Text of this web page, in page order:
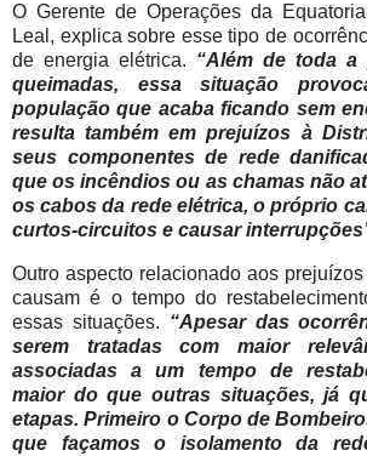
O Gerente de Operações da
Leal, explica sobre esse tipo de
de energia elétrica. “Além de toda a
queimadas, essa situação
população que acaba ficando sem
resulta também em prejuízos à
seus componentes de rede
que os incêndios ou as chamas não
os cabos da rede elétrica, o próprio
curtos-circuitos e causar
Outro aspecto relacionado aos
causam é o tempo do
essas situações. “Apesar das
serem tratadas com maior
associadas a um tempo de
maior do que outras situações, já
etapas. Primeiro o Corpo de
que façamos o isolamento da